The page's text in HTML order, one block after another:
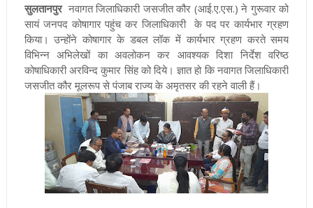
सुलतानपुरनवागत जिलाधिकारी जसजीत कौर (आई.ए.एस.) ने गुरूवार को
सायं जनपद कोषागार पहुंच कर जिलाधिकारी के पद पर कार्यभार ग्रहण
किया। उन्होंने कोषागार के डबल लॉक में कार्यभार ग्रहण करते समय
विभिन्न अभिलेखों का अवलोकन कर आवश्यक दिशा निर्देश वरिष्ठ
कोषाधिकारी अरविन्द कुमार सिंह को दिये। ज्ञात हो कि नवागत जिलाधिकारी
जसजीत कौर मूलरूप से पंजाब राज्य के अमृतसर की रहने वाली हैं।